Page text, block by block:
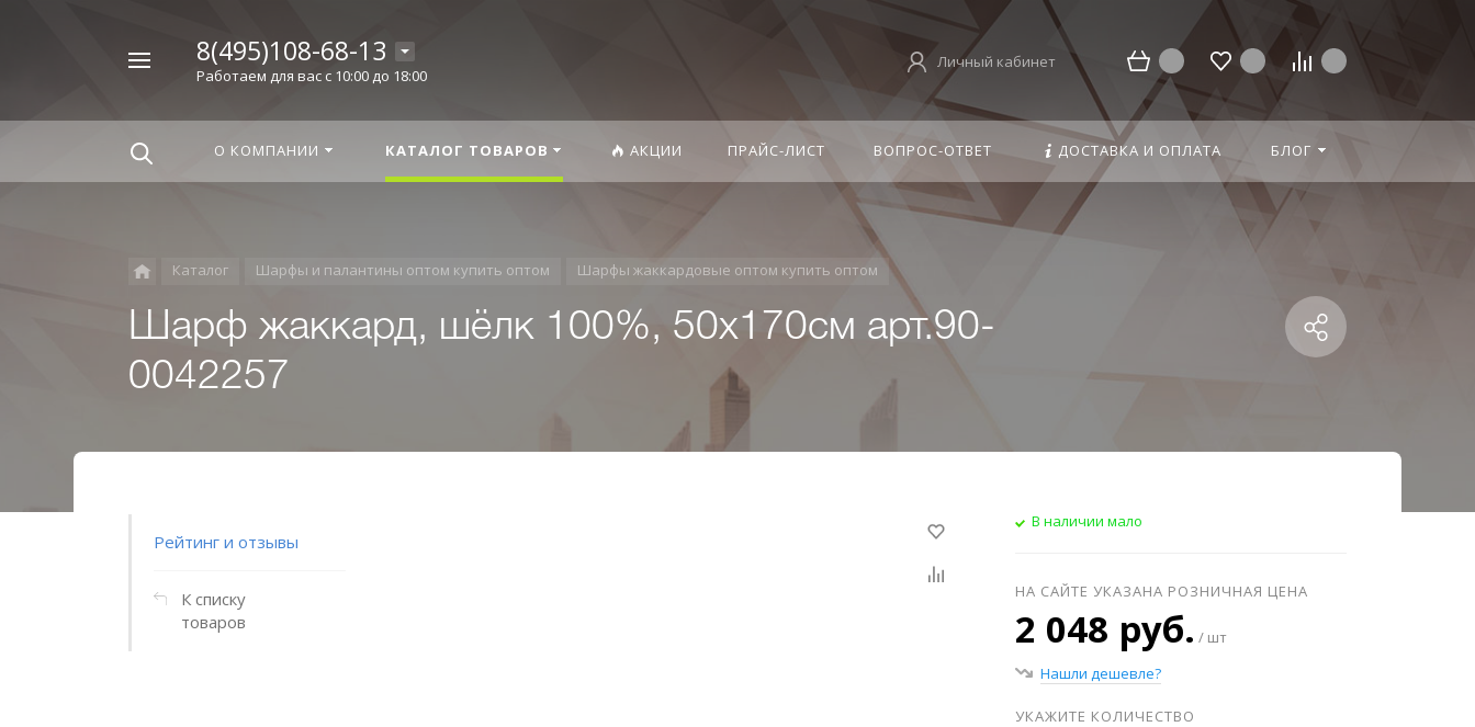
8(495)108-68-13
Работаем для вас с 10:00 до 18:00
Личный кабинет
О КОМПАНИИ КАТАЛОГ ТОВАРОВ АКЦИИ ПРАЙС-ЛИСТ ВОПРОС-ОТВЕТ ДОСТАВКА И ОПЛАТА БЛОГ
Каталог Шарфы и палантины оптом купить оптом Шарфы жаккардовые оптом купить оптом
Шарф жаккард, шёлк 100%, 50х170см арт.90-
0042257
Рейтинг и отзывы
К списку
товаров
В наличии мало
НА САЙТЕ УКАЗАНА РОЗНИЧНАЯ ЦЕНА
2 048 руб. / шт
Нашли дешевле?
УКАЖИТЕ КОЛИЧЕСТВО